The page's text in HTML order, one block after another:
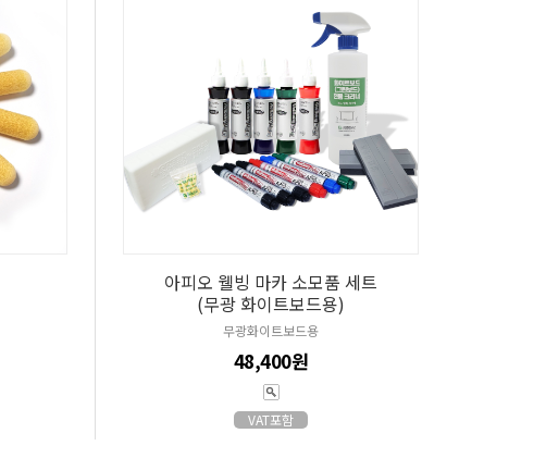
아피오 웰빙 마카 소모품 세트
(무광 화이트보드용)
무광화이트보드용
48,400원
VAT포함